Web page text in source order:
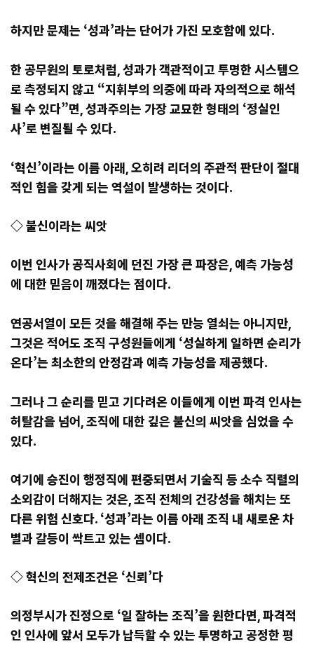
하지만 문제는 ‘성과’라는 단어가 가진 모호함에 있다.
한 공무원의 토로처럼, 성과가 객관적이고 투명한 시스템으
로 측정되지 않고 “지휘부의 의중에 따라 자의적으로 해석
될 수 있다”면, 성과주의는 가장 교묘한 형태의 ‘정실인
사’로 변질될 수 있다.
‘혁신’이라는 이름 아래, 오히려 리더의 주관적 판단이 절대
적인 힘을 갖게 되는 역설이 발생하는 것이다.
◇ 불신이라는 씨앗
이번 인사가 공직사회에 던진 가장 큰 파장은, 예측 가능성
에 대한 믿음이 깨졌다는 점이다.
연공서열이 모든 것을 해결해 주는 만능 열쇠는 아니지만,
그것은 적어도 조직 구성원들에게 ‘성실하게 일하면 순리가
온다’는 최소한의 안정감과 예측 가능성을 제공했다.
그러나 그 순리를 믿고 기다려온 이들에게 이번 파격 인사는
허탈감을 넘어, 조직에 대한 깊은 불신의 씨앗을 심었을 수
있다.
여기에 승진이 행정직에 편중되면서 기술직 등 소수 직렬의
소외감이 더해지는 것은, 조직 전체의 건강성을 해치는 또
다른 위험 신호다. ‘성과’라는 이름 아래 조직 내 새로운 차
별과 갈등이 싹트고 있는 셈이다.
◇ 혁신의 전제조건은 ‘신뢰’다
의정부시가 진정으로 ‘일 잘하는 조직’을 원한다면, 파격적
인 인사에 앞서 모두가 납득할 수 있는 투명하고 공정한 평